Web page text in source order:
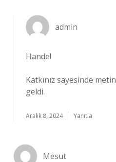
admin
Hande!
Katkınız sayesinde metin
geldi.
Aralık 8, 2024 Yanıtla
Mesut